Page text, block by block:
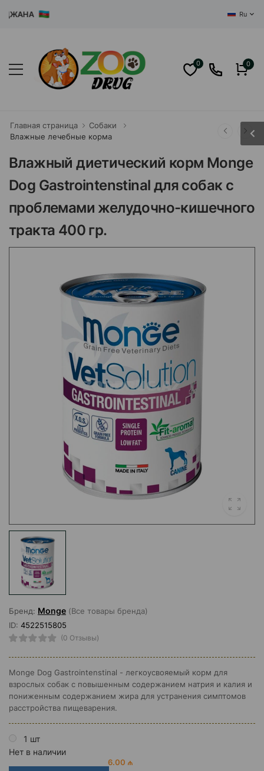
Ru
0 0
Главная страница
Собаки
Влажные лечебные корма
Влажный диетический корм Monge
Dog Gastrointenstinal для собак с
проблемами желудочно-кишечного
тракта 400 гр.
Бренд: Monge (Все товары бренда)
ID: 4522515805
(0 Отзывы)
Monge Dog Gastrointenstinal - легкоусвояемый корм для
взрослых собак с повышенным содержанием натрия и калия и
пониженным содержанием жира для устранения симптомов
расстройства пищеварения.
1 шт
Нет в наличии
6.00 ₼